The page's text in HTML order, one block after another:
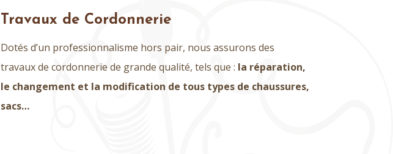
Travaux de Cordonnerie
Dotés d’un professionnalisme hors pair, nous assurons des
travaux de cordonnerie de grande qualité, tels que : la réparation,
le changement et la modification de tous types de chaussures,
sacs…